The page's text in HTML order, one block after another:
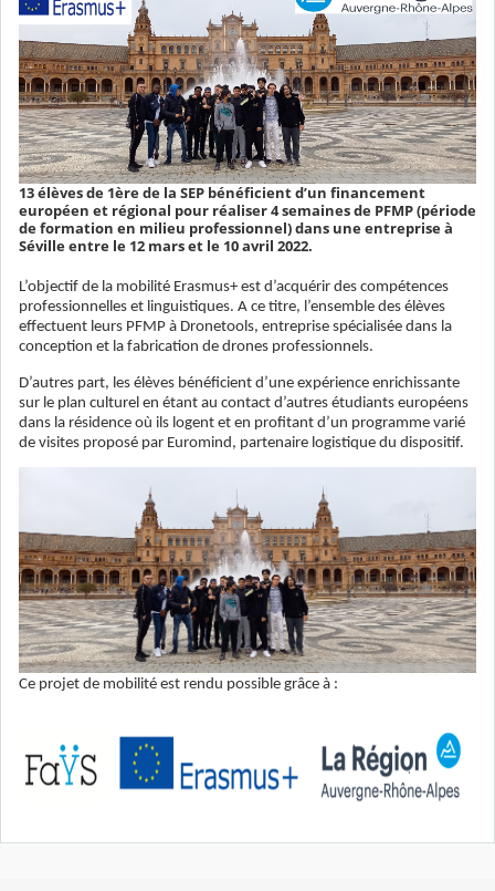
13 élèves de 1ère de la SEP bénéficient d’un financement
européen et régional pour réaliser 4 semaines de PFMP (période
de formation en milieu professionnel) dans une entreprise à
Séville entre le 12 mars et le 10 avril 2022.
L’objectif de la mobilité Erasmus+ est d’acquérir des compétences
professionnelles et linguistiques. A ce titre, l’ensemble des élèves
effectuent leurs PFMP à Dronetools, entreprise spécialisée dans la
conception et la fabrication de drones professionnels.
D’autres part, les élèves bénéficient d’une expérience enrichissante
sur le plan culturel en étant au contact d’autres étudiants européens
dans la résidence où ils logent et en profitant d’un programme varié
de visites proposé par Euromind, partenaire logistique du dispositif.
Ce projet de mobilité est rendu possible grâce à :